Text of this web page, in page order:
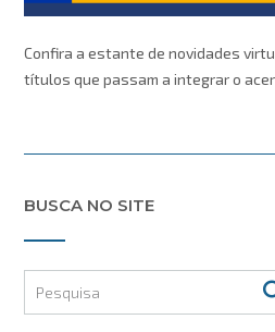
Confira a estante de novidades
títulos que passam a integrar o
BUSCA NO SITE